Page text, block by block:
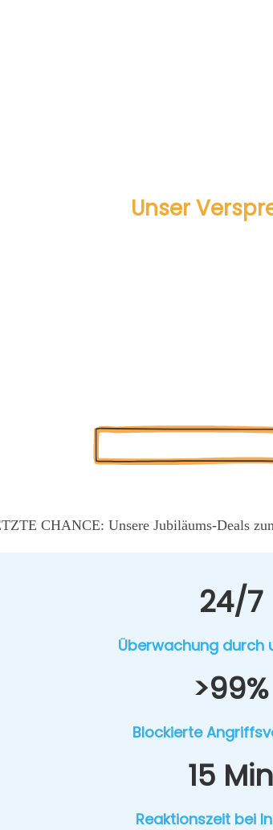
Unser
CHANCE: Unse­re Jubi­lä­ums-Deals
24/7
Über­wa­chung durch
>99%
Blo­ckier­te
15 Min
Reak­ti­ons­zeit bei